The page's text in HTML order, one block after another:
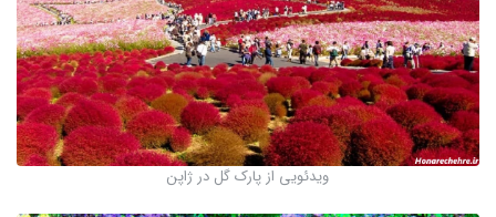
ویدئویی از پارک گل در ژاپن